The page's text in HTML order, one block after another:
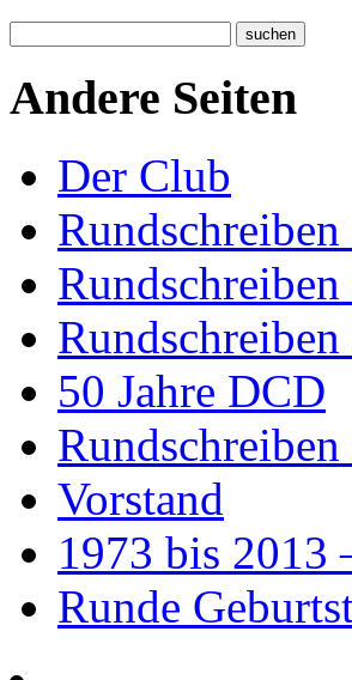
Andere Seiten
Der Club
50 Jahre DCD
Vorstand
1973 bis 2013
Runde